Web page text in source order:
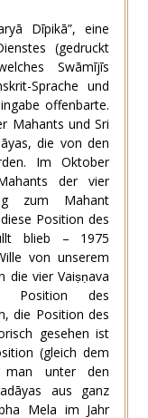
Dīpikā”, eine
(gedruckt
Swāmījīs
Sprache und
offenbarte.
Mahants und Sri
die von den
Im Oktober
der vier
zum Mahant
Position des
blieb – 1975
von unserem
die vier Vaiṣṇava
Position des
die Position des
gesehen ist
(gleich dem
man unter den
aus ganz
Mela im Jahr